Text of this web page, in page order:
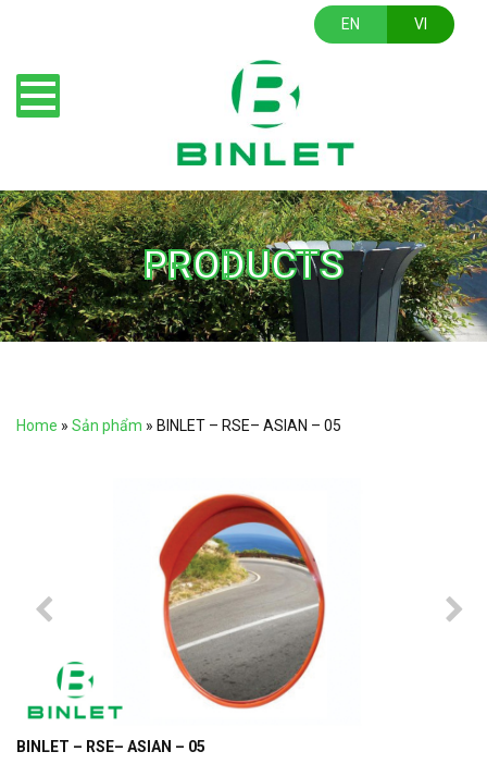
EN VI
PRODUCTS
Home » Sản phẩm » BINLET – RSE– ASIAN – 05
BINLET – RSE– ASIAN – 05